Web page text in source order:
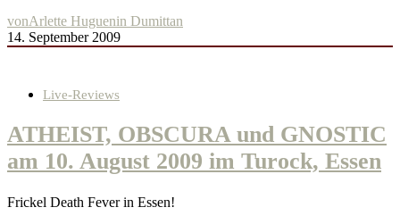
vonArlette Huguenin Dumittan
14. September 2009
Live-Reviews
ATHEIST, OBSCURA und GNOSTIC
am 10. August 2009 im Turock, Essen
Frickel Death Fever in Essen!